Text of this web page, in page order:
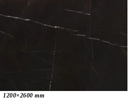
1200×2600 mm